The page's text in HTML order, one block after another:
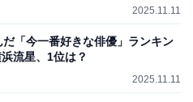
2025.11.11
「今一番好きな俳優」ランキン
流星、1位は？
2025.11.11